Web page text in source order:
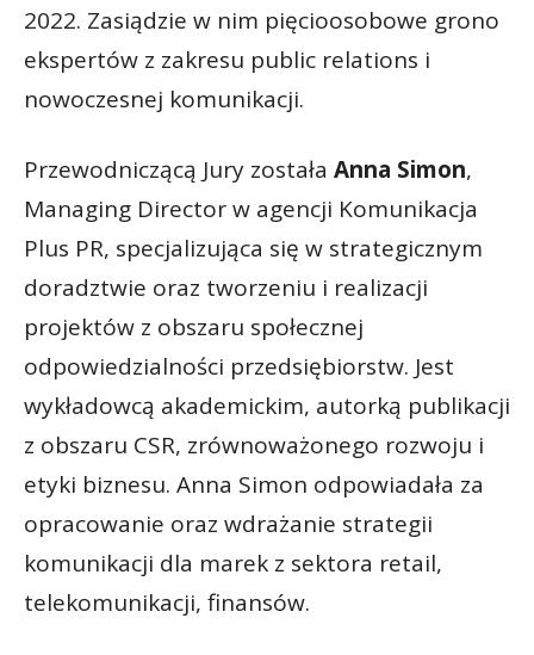
2022. Zasiądzie w nim pięcioosobowe grono
ekspertów z zakresu public relations i
nowoczesnej komunikacji.
Przewodniczącą Jury została Anna Simon,
Managing Director w agencji Komunikacja
Plus PR, specjalizująca się w strategicznym
doradztwie oraz tworzeniu i realizacji
projektów z obszaru społecznej
odpowiedzialności przedsiębiorstw. Jest
wykładowcą akademickim, autorką publikacji
z obszaru CSR, zrównoważonego rozwoju i
etyki biznesu. Anna Simon odpowiadała za
opracowanie oraz wdrażanie strategii
komunikacji dla marek z sektora retail,
telekomunikacji, finansów.